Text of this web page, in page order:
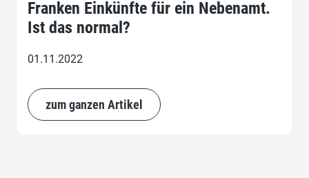
Franken Einkünfte für ein Nebenamt.
Ist das normal?
01.11.2022
zum ganzen Artikel